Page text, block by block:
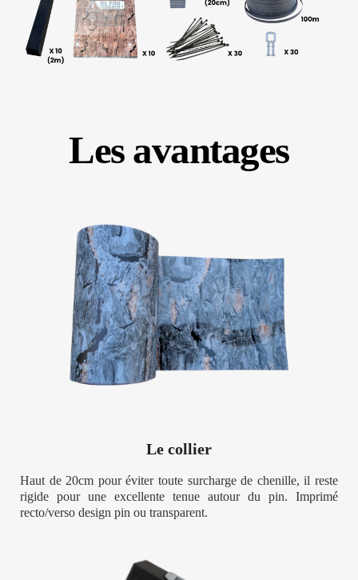
Les avantages
Le collier
Haut de 20cm pour éviter toute surcharge de chenille, il reste
rigide pour une excellente tenue autour du pin. Imprimé
recto/verso design pin ou transparent.